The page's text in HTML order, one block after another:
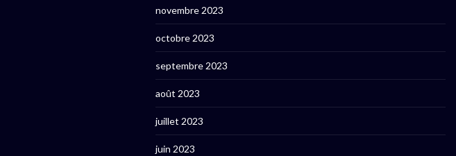
novembre 2023
octobre 2023
septembre 2023
août 2023
juillet 2023
juin 2023